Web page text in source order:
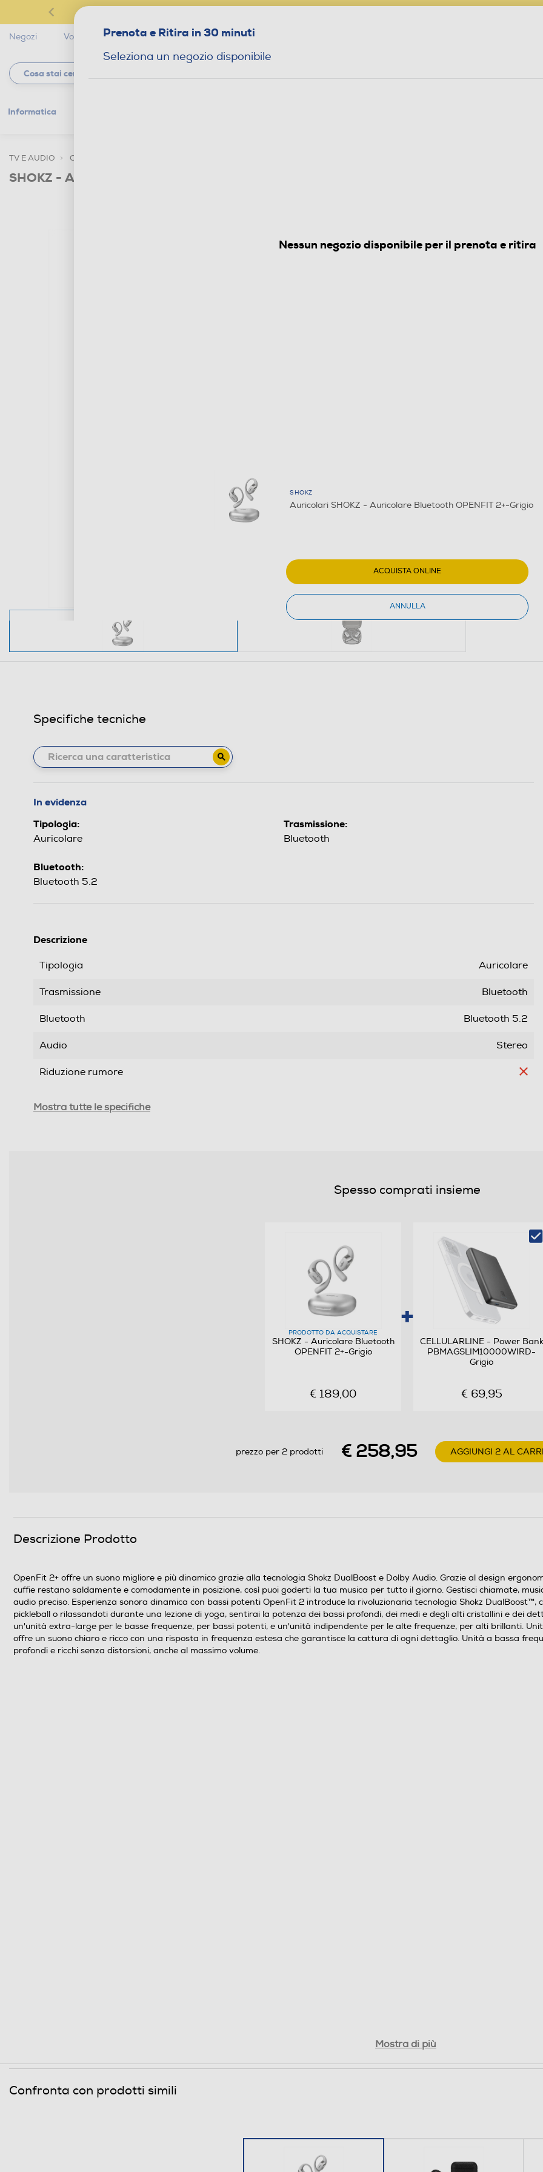
Negozi Volantini Servizi Star Club Magazine
Informatica
TV E AUDIO CUFFIE E AURICOLARI
SHOKZ - Auricolare Bluetooth OPENFIT 2+-Grigio
Specifiche tecniche
In evidenza
Tipologia:
Auricolare
Trasmissione:
Bluetooth
Bluetooth:
Bluetooth 5.2
Descrizione
Tipologia Auricolare
Trasmissione Bluetooth
Bluetooth Bluetooth 5.2
Audio Stereo
Riduzione rumore
Mostra tutte le specifiche
Spesso comprati insieme
PRODOTTO DA ACQUISTARE
SHOKZ - Auricolare Bluetooth
OPENFIT 2+-Grigio
€ 189,00
CELLULARLINE - Power Bank
PBMAGSLIM10000WIRD-
Grigio
€ 69,95
prezzo per 2 prodotti € 258,95 AGGIUNGI 2 AL
Descrizione Prodotto
OpenFit 2+ offre un suono migliore e più dinamico grazie alla tecnologia Shokz DualBoost e Dolby Audio. Grazie al design
cuffie restano saldamente e comodamente in posizione, così puoi goderti la tua musica per tutto il giorno. Gestisci chiamate,
audio preciso. Esperienza sonora dinamica con bassi potenti OpenFit 2 introduce la rivoluzionaria tecnologia Shokz
pickleball o rilassandoti durante una lezione di yoga, sentirai la potenza dei bassi profondi, dei medi e degli alti cristallini e dei
un'unità extra-large per le basse frequenze, per bassi potenti, e un'unità indipendente per le alte frequenze, per alti brillanti.
offre un suono chiaro e ricco con una risposta in frequenza estesa che garantisce la cattura di ogni dettaglio. Unità a bassa
profondi e ricchi senza distorsioni, anche al massimo volume.
Mostra di più
Confronta con prodotti simili
Prenota e Ritira in 30 minuti
Seleziona un negozio disponibile
Nessun negozio disponibile per il prenota e ritira
SHOKZ
Auricolari SHOKZ - Auricolare Bluetooth OPENFIT 2+-Grigio
ACQUISTA ONLINE
ANNULLA